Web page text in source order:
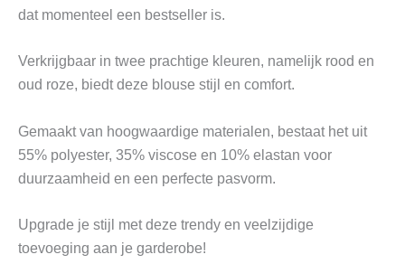
dat momenteel een bestseller is.
Verkrijgbaar in twee prachtige kleuren, namelijk rood en
oud roze, biedt deze blouse stijl en comfort.
Gemaakt van hoogwaardige materialen, bestaat het uit
55% polyester, 35% viscose en 10% elastan voor
duurzaamheid en een perfecte pasvorm.
Upgrade je stijl met deze trendy en veelzijdige
toevoeging aan je garderobe!